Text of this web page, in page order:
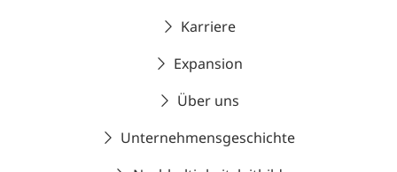
Karriere
Expansion
Über uns
Unternehmensgeschichte